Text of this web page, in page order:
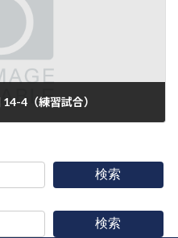
4（練習試合）
検索
検索